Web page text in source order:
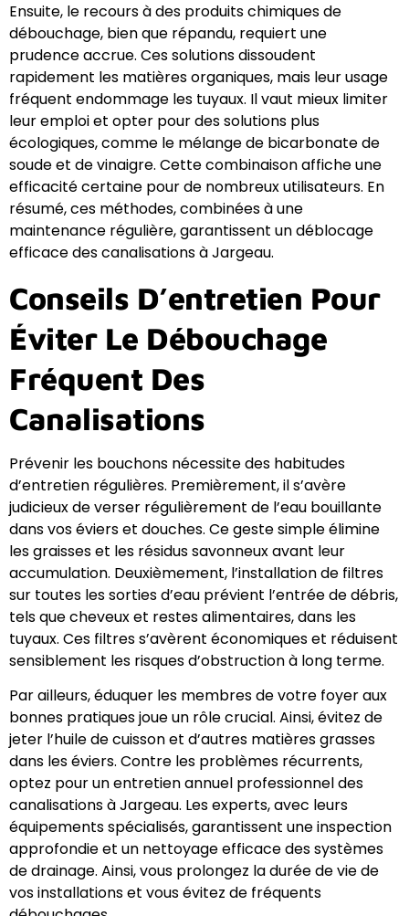
Ensuite, le recours à des produits chimiques de
débouchage, bien que répandu, requiert une
prudence accrue. Ces solutions dissoudent
rapidement les matières organiques, mais leur usage
fréquent endommage les tuyaux. Il vaut mieux limiter
leur emploi et opter pour des solutions plus
écologiques, comme le mélange de bicarbonate de
soude et de vinaigre. Cette combinaison affiche une
efficacité certaine pour de nombreux utilisateurs. En
résumé, ces méthodes, combinées à une
maintenance régulière, garantissent un déblocage
efficace des canalisations à Jargeau.
Conseils D’entretien Pour
Éviter Le Débouchage
Fréquent Des
Canalisations
Prévenir les bouchons nécessite des habitudes
d’entretien régulières. Premièrement, il s’avère
judicieux de verser régulièrement de l’eau bouillante
dans vos éviers et douches. Ce geste simple élimine
les graisses et les résidus savonneux avant leur
accumulation. Deuxièmement, l’installation de filtres
sur toutes les sorties d’eau prévient l’entrée de débris,
tels que cheveux et restes alimentaires, dans les
tuyaux. Ces filtres s’avèrent économiques et réduisent
sensiblement les risques d’obstruction à long terme.
Par ailleurs, éduquer les membres de votre foyer aux
bonnes pratiques joue un rôle crucial. Ainsi, évitez de
jeter l’huile de cuisson et d’autres matières grasses
dans les éviers. Contre les problèmes récurrents,
optez pour un entretien annuel professionnel des
canalisations à Jargeau. Les experts, avec leurs
équipements spécialisés, garantissent une inspection
approfondie et un nettoyage efficace des systèmes
de drainage. Ainsi, vous prolongez la durée de vie de
vos installations et vous évitez de fréquents